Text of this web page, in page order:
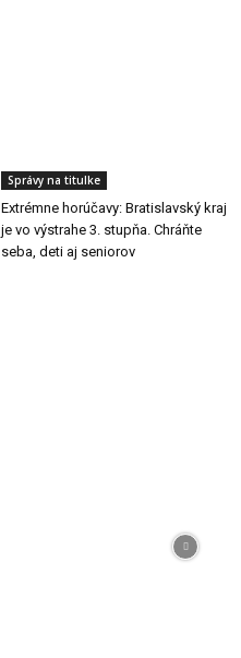
Správy na titulke
Extrémne horúčavy: Bratislavský kraj
je vo výstrahe 3. stupňa. Chráňte
seba, deti aj seniorov